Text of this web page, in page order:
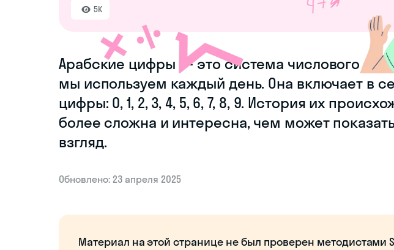
5K
Арабские цифры — это система числового
мы используем каждый день. Она включает в
цифры: 0, 1, 2, 3, 4, 5, 6, 7, 8, 9. История их
более сложна и интересна, чем может
взгляд.
Обновлено: 23 апреля 2025
Материал на этой странице не был проверен методистами